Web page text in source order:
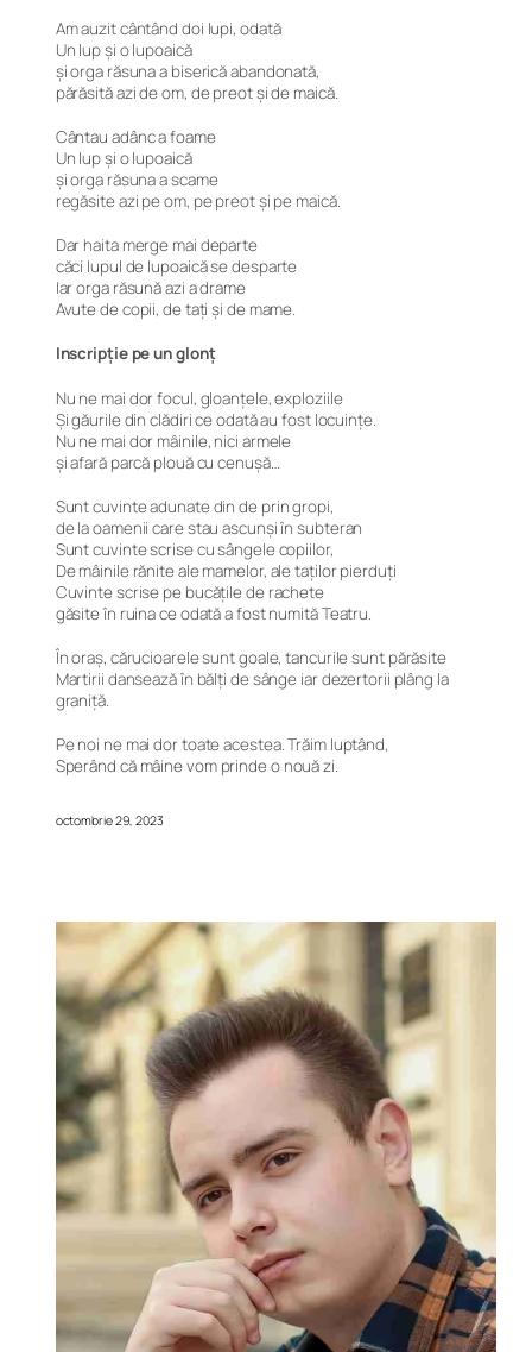
Am auzit cântând doi lupi, odată
Un lup și o lupoaică
și orga răsuna a biserică abandonată,
părăsită azi de om, de preot și de maică.
Cântau adânc a foame
Un lup și o lupoaică
și orga răsuna a scame
regăsite azi pe om, pe preot și pe maică.
Dar haita merge mai departe
căci lupul de lupoaică se desparte
Iar orga răsună azi a drame
Avute de copii, de tați și de mame.
Inscripție pe un glonț
Nu ne mai dor focul, gloanțele, exploziile
Și găurile din clădiri ce odată au fost locuințe.
Nu ne mai dor mâinile, nici armele
și afară parcă plouă cu cenușă…
Sunt cuvinte adunate din de prin gropi,
de la oamenii care stau ascunși în subteran
Sunt cuvinte scrise cu sângele copiilor,
De mâinile rănite ale mamelor, ale taților pierduți
Cuvinte scrise pe bucățile de rachete
găsite în ruina ce odată a fost numită Teatru.
În oraș, cărucioarele sunt goale, tancurile sunt părăsite
Martirii dansează în bălți de sânge iar dezertorii plâng la
graniță.
Pe noi ne mai dor toate acestea. Trăim luptând,
Sperând că mâine vom prinde o nouă zi.
octombrie 29, 2023